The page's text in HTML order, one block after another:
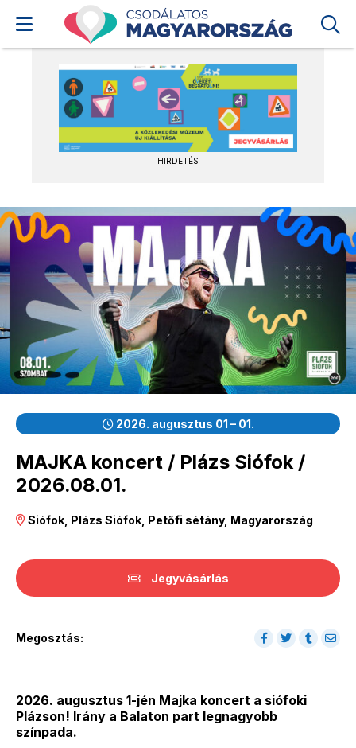
HIRDETÉS
2026. augusztus 01 – 01.
MAJKA koncert / Plázs Siófok /
2026.08.01.
Siófok, Plázs Siófok, Petőfi sétány, Magyarország
Jegyvásárlás
Megosztás:
2026. augusztus 1-jén Majka koncert a siófoki
Plázson! Irány a Balaton part legnagyobb
színpada.